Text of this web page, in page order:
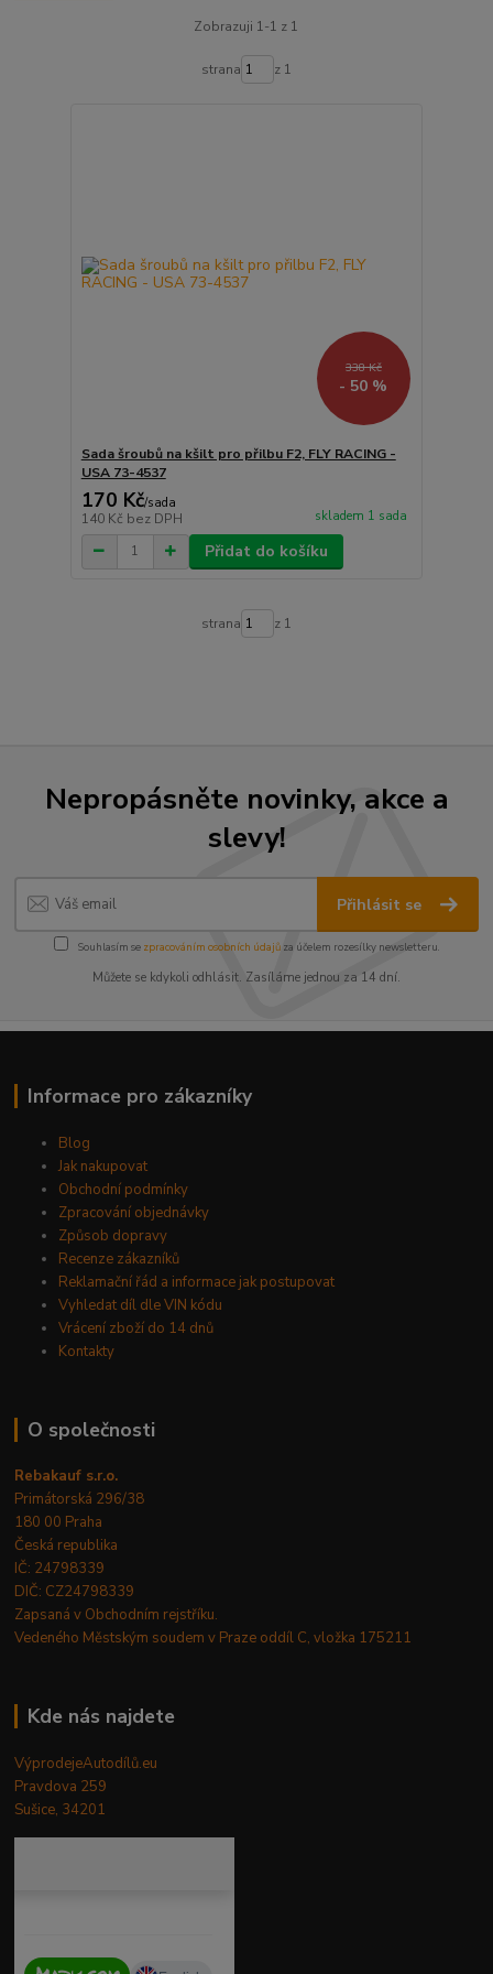
Zobrazuji 1-1 z 1
strana z 1
338 Kč
- 50 %
Sada šroubů na kšilt pro přilbu F2, FLY RACING -
USA 73-4537
170 Kč/sada
140 Kč bez DPH skladem 1 sada
Přidat do košíku
strana z 1
Nepropásněte novinky, akce a
slevy!
Přihlásit se
Souhlasím se zpracováním osobních údajůza účelem rozesílky newsletteru.
Můžete se kdykoli odhlásit. Zasíláme jednou za 14 dní.
Informace pro zákazníky
Blog
Jak nakupovat
Obchodní podmínky
Zpracování objednávky
Způsob dopravy
Recenze zákazníků
Reklamační řád a informace jak postupovat
Vyhledat díl dle VIN kódu
Vrácení zboží do 14 dnů
Kontakty
O společnosti
Rebakauf s.r.o.
Primátorská 296/38
180 00 Praha
Česká republika
IČ: 24798339
DIČ: CZ24798339
Zapsaná v Obchodním rejstříku.
Vedeného Městským soudem v Praze oddíl C, vložka 175211
Kde nás najdete
VýprodejeAutodílů.eu
Pravdova 259
Sušice, 34201